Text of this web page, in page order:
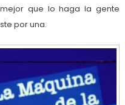
que lo haga la gente
por una.